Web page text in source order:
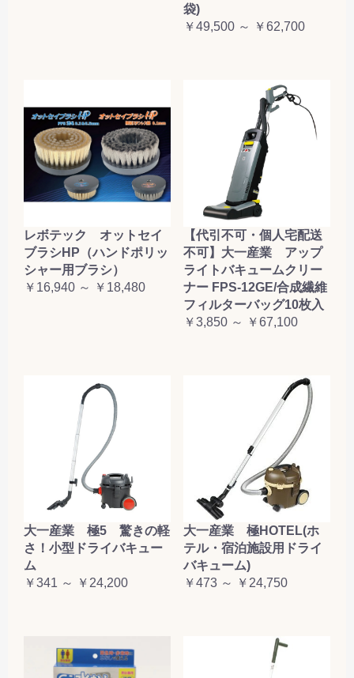
袋)
￥49,500 ～ ￥62,700
レボテック オットセイ
ブラシHP（ハンドポリッ
シャー用ブラシ）
￥16,940 ～ ￥18,480
【代引不可・個人宅配送
不可】大一産業 アップ
ライトバキュームクリー
ナー FPS-12GE/合成繊維
フィルターバッグ10枚入
￥3,850 ～ ￥67,100
大一産業 極5 驚きの軽
さ！小型ドライバキュー
ム
￥341 ～ ￥24,200
大一産業 極HOTEL(ホ
テル・宿泊施設用ドライ
バキューム)
￥473 ～ ￥24,750